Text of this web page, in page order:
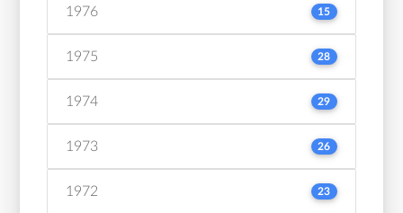
1976 15
1975 28
1974 29
1973 26
1972 23